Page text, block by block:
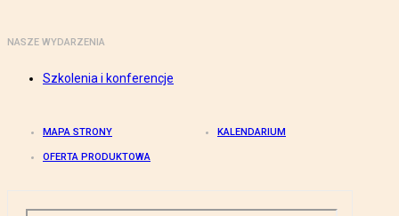
NASZE WYDARZENIA
Szkolenia i konferencje
MAPA STRONY KALENDARIUM
OFERTA PRODUKTOWA